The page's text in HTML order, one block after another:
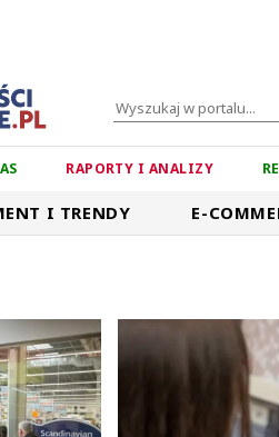
RAPORTY I ANALIZY
I TRENDY E-